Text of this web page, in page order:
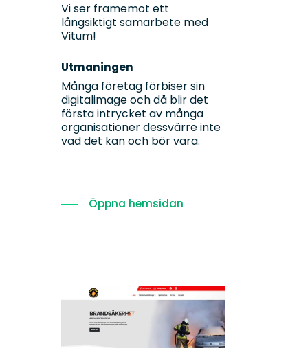
Vi ser framemot ett
långsiktigt samarbete med
Vitum!
Utmaningen
Många företag förbiser sin
digitalimage och då blir det
första intrycket av många
organisationer dessvärre inte
vad det kan och bör vara.
Öppna hemsidan